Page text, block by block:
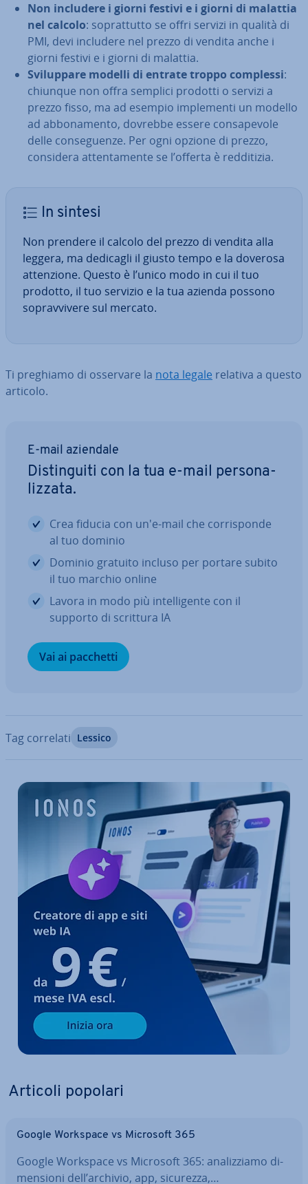
Non includere i giorni festivi e i giorni di malattia
nel calcolo: so­prat­tut­to se offri servizi in qualità di
PMI, devi includere nel prezzo di vendita anche i
giorni festivi e i giorni di malattia.
Svi­lup­pa­re modelli di entrate troppo complessi:
chiunque non offra semplici prodotti o servizi a
prezzo fisso, ma ad esempio im­ple­men­ti un modello
ad ab­bo­na­men­to, dovrebbe essere con­sa­pe­vo­le
delle con­se­guen­ze. Per ogni opzione di prezzo,
considera at­ten­ta­men­te se l’offerta è red­di­ti­zia.
In sintesi
Non prendere il calcolo del prezzo di vendita alla
leggera, ma dedicagli il giusto tempo e la doverosa
at­ten­zio­ne. Questo è l’unico modo in cui il tuo
prodotto, il tuo servizio e la tua azienda possono
so­prav­vi­ve­re sul mercato.
Ti preghiamo di osservare la nota legale relativa a questo
articolo.
E-mail aziendale
Di­stin­gui­ti con la tua e-mail per­so­na­
liz­za­ta.
Crea fiducia con un'e-mail che cor­ri­spon­de
al tuo dominio
Dominio gratuito incluso per portare subito
il tuo marchio online
Lavora in modo più in­tel­li­gen­te con il
supporto di scrittura IA
Vai ai pacchetti
Tag correlati Lessico
Vai al menu prin­ci­pa­le
Articoli popolari
Google Workspace vs Microsoft 365
Google Workspace vs Microsoft 365: ana­liz­zia­mo di­
men­sio­ni dell’archivio, app, sicurezza,…